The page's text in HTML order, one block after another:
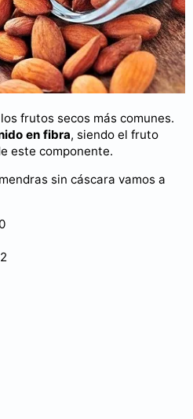
frutos secos más comunes.
en fibra, siendo el fruto
este componente.
sin cáscara vamos a